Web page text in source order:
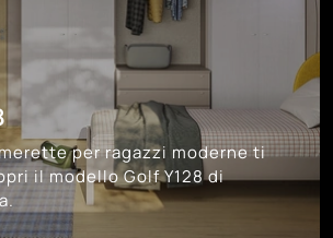
per ragazzi moderne ti
il modello Golf Y128 di